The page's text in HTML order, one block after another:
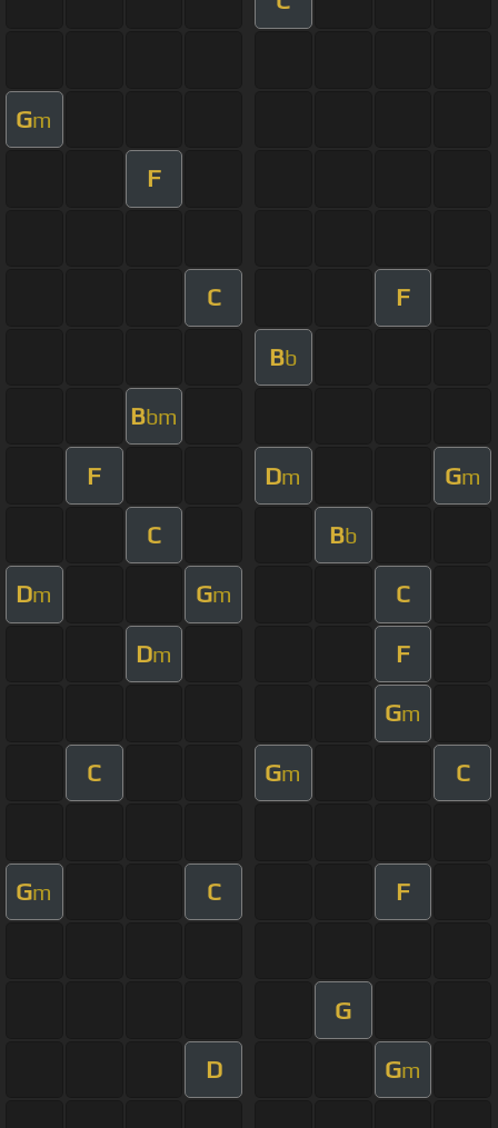
Gm
F
C F
Bb
Bbm
F Dm Gm
C Bb
Dm Gm C
Dm F
Gm
C Gm C
Gm C F
G
D Gm